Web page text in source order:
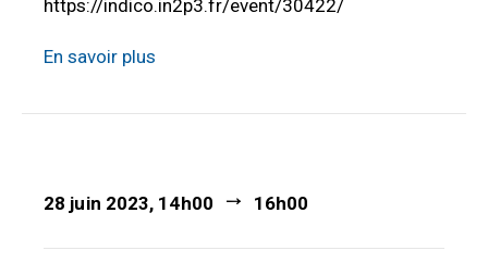
https://indico.in2p3.fr/event/30422/
En savoir plus
28 juin 2023, 14h00 16h00